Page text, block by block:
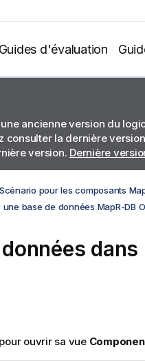
Guides d'évaluation
ancienne version du
consulter la dernière
version. Dernière
Scénario pour les composants
base de données MapR-DB
dans
ouvrir sa vue